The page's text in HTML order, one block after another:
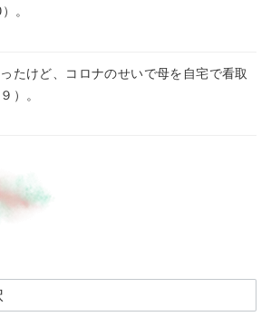
。
たけど、コロナのせいで母を自宅で看取
）。